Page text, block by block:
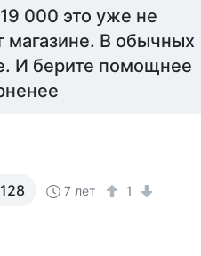
000 это уже не
магазине. В обычных
И берите помощнее
7 лет 1